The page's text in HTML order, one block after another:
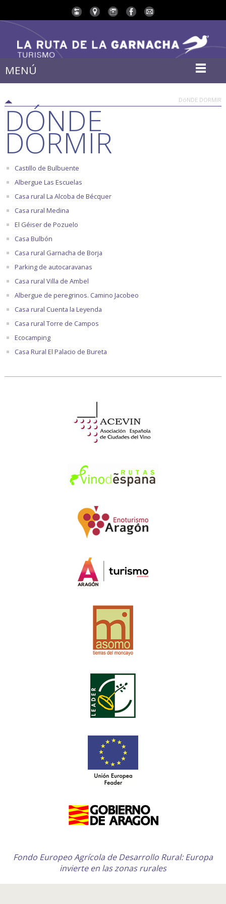
MENÚ
DóNDE DORMIR
DÓNDE
DORMIR
Castillo de Bulbuente
Albergue Las Escuelas
Casa rural La Alcoba de Bécquer
Casa rural Medina
El Géiser de Pozuelo
Casa Bulbón
Casa rural Garnacha de Borja
Parking de autocaravanas
Casa rural Villa de Ambel
Albergue de peregrinos. Camino Jacobeo
Casa rural Cuenta la Leyenda
Casa rural Torre de Campos
Ecocamping
Casa Rural El Palacio de Bureta
Fondo Europeo Agrícola de Desarrollo Rural: Europa
invierte en las zonas rurales